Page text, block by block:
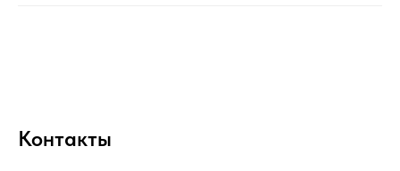
Контакты